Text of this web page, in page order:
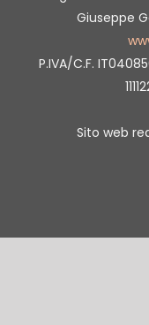
Giuseppe
P.IVA/C.F.
Sito web